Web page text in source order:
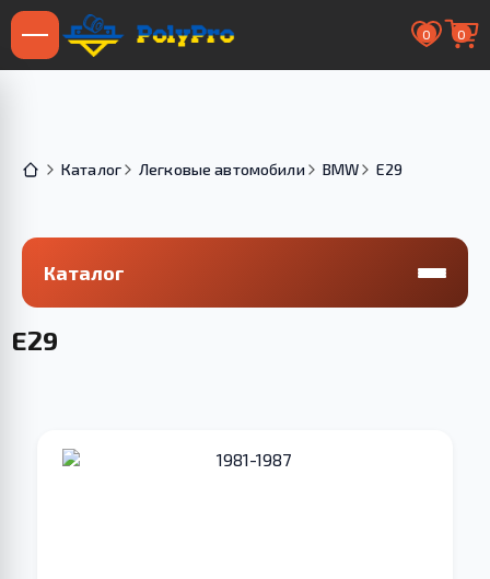
0 0
Каталог Легковые автомобили BMW E29
Каталог
E29